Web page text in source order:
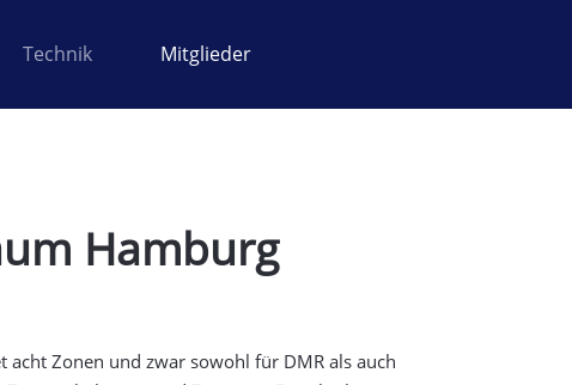
Technik Mitglieder
Hamburg
Zonen und zwar sowohl für DMR als auch